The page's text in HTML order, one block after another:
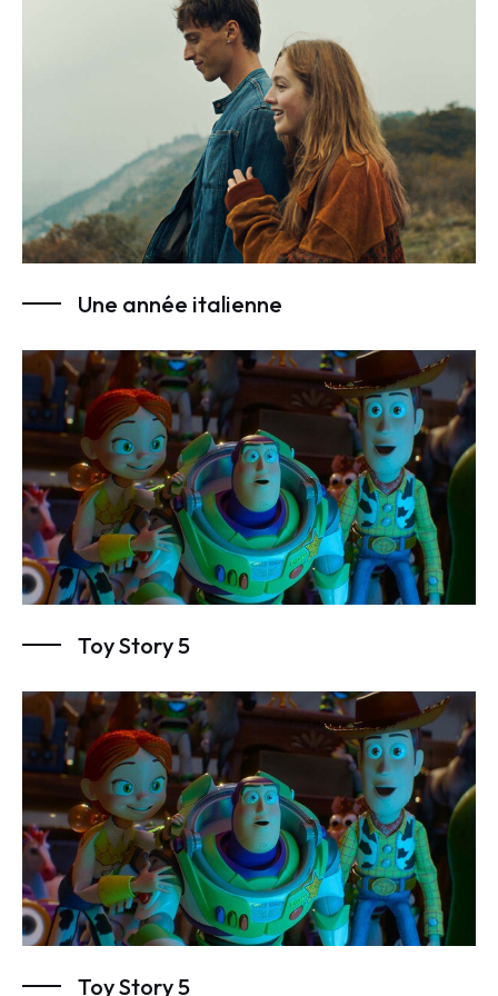
Une année italienne
Toy Story 5
Toy Story 5